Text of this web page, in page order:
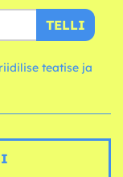
TELLI
teatise ja